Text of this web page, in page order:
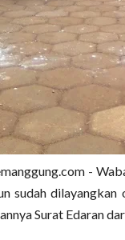
-
sudah
Surat Edaran